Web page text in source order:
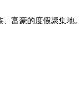
富豪的度假聚集地。